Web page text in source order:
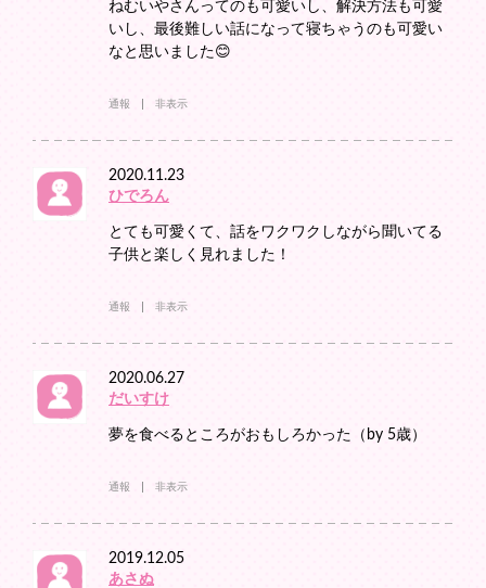
ねむいやさんってのも可愛いし、解決方法も可愛
いし、最後難しい話になって寝ちゃうのも可愛い
なと思いました😊
通報 非表示
2020.11.23
ひでろん
とても可愛くて、話をワクワクしながら聞いてる
子供と楽しく見れました！
通報 非表示
2020.06.27
だいすけ
夢を食べるところがおもしろかった（by 5歳）
通報 非表示
2019.12.05
あさぬ